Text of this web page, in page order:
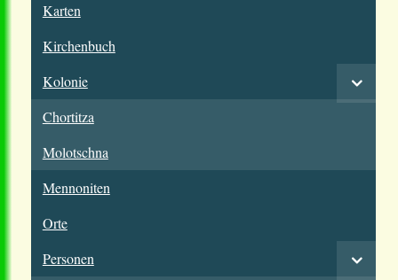
Karten
Kirchenbuch
Kolonie
Chortitza
Molotschna
Mennoniten
Orte
Personen